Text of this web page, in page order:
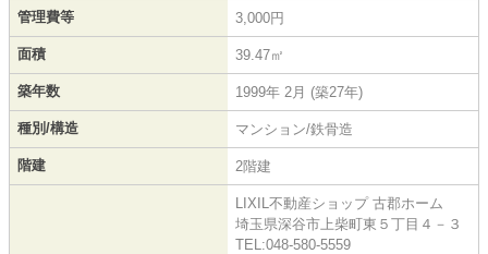
管理費等 3,000円
面積 39.47㎡
築年数 1999年 2月 (築27年)
種別/構造 マンション/鉄骨造
階建 2階建
LIXIL不動産ショップ 古郡ホーム
埼玉県深谷市上柴町東５丁目４－３
TEL:048-580-5559